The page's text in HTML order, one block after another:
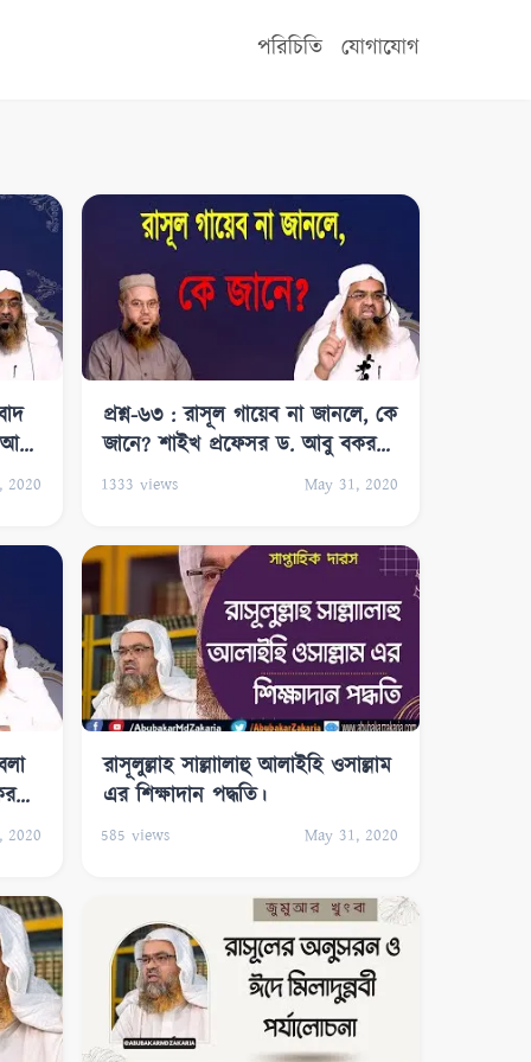
পরিচিতি যোগাযোগ
আবু
2020
প্রশ্ন-৬৩ : রাসূল গায়েব না জানলে, কে
জানে? শাইখ প্রফেসর ড. আবু বকর
মুহাম্মাদ যাকারিয়া
1333 views May 31, 2020
2020
রাসূলুল্লাহ সাল্লাালাহু আলাইহি ওসাল্লাম
এর শিক্ষাদান পদ্ধতি।
585 views May 31, 2020